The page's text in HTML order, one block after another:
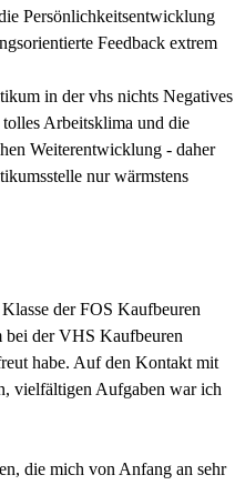
Persönlichkeitsentwicklung
Feedback extrem
in der vhs nichts Negatives
Arbeitsklima und die
Weiterentwicklung - daher
nur wärmstens
der FOS Kaufbeuren
bei der VHS Kaufbeuren
habe. Auf den Kontakt mit
vielfältigen Aufgaben war ich
die mich von Anfang an sehr